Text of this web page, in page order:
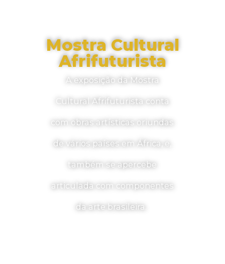
Mostra Cultural
Afrifuturista
A exposição da Mostra
Cultural Afrifuturista conta
com obras artísticas oriundas
de vários países em África, e,
também se apercebe
articulada com componentes
da arte brasileira.